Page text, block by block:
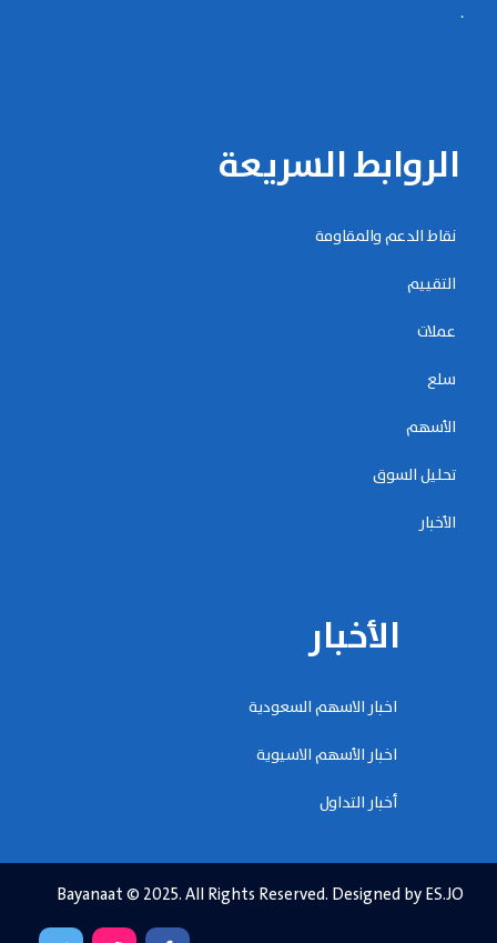
.
الروابط السريعة
نقاط الدعم والمقاومة
التقييم
عملات
سلع
الأسهم
تحليل السوق
الأخبار
الأخبار
اخبار الاسهم السعودية
اخبار الأسهم الاسيوية
أخبار التداول
Bayanaat © 2025. All Rights Reserved. Designed by ES.JO